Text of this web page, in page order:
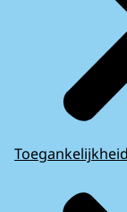
Toegankelijkheid